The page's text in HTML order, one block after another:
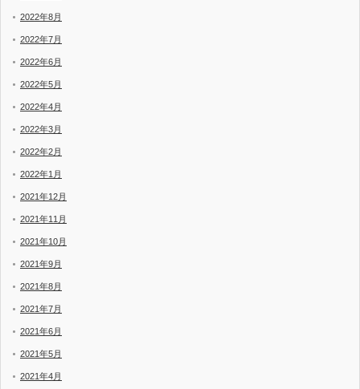
2022年8月
2022年7月
2022年6月
2022年5月
2022年4月
2022年3月
2022年2月
2022年1月
2021年12月
2021年11月
2021年10月
2021年9月
2021年8月
2021年7月
2021年6月
2021年5月
2021年4月